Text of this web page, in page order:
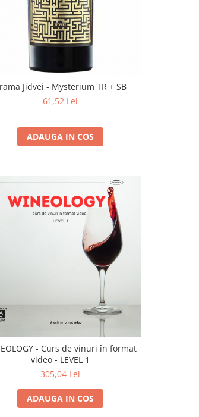
Jidvei - Mysterium TR + SB
61,52 Lei
ADAUGA IN COS
- Curs de vinuri în format
video - LEVEL 1
305,04 Lei
ADAUGA IN COS